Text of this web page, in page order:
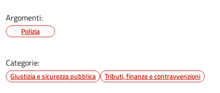
Argomenti:
Polizia
Categorie:
Giustizia e sicurezza pubblica Tributi, finanze e contravvenzioni